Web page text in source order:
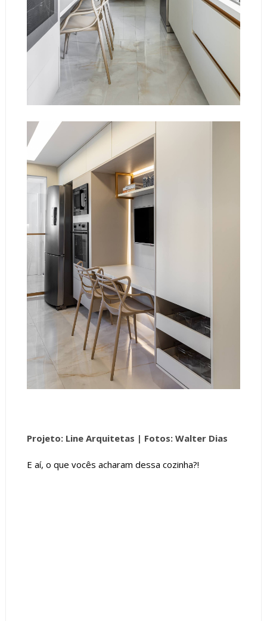
Projeto: Line Arquitetas | Fotos: Walter Dias
E aí, o que vocês acharam dessa cozinha?!